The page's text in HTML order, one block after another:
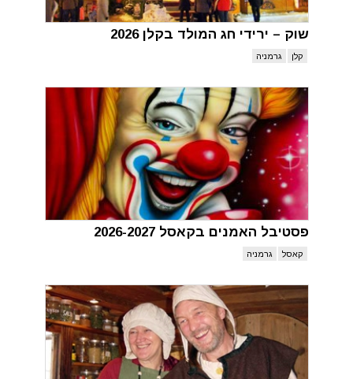
שוק – ירידי חג המולד בקלן 2026
קלן גרמניה
פסטיבל האמנים בקאסל 2026-2027
קאסל גרמניה